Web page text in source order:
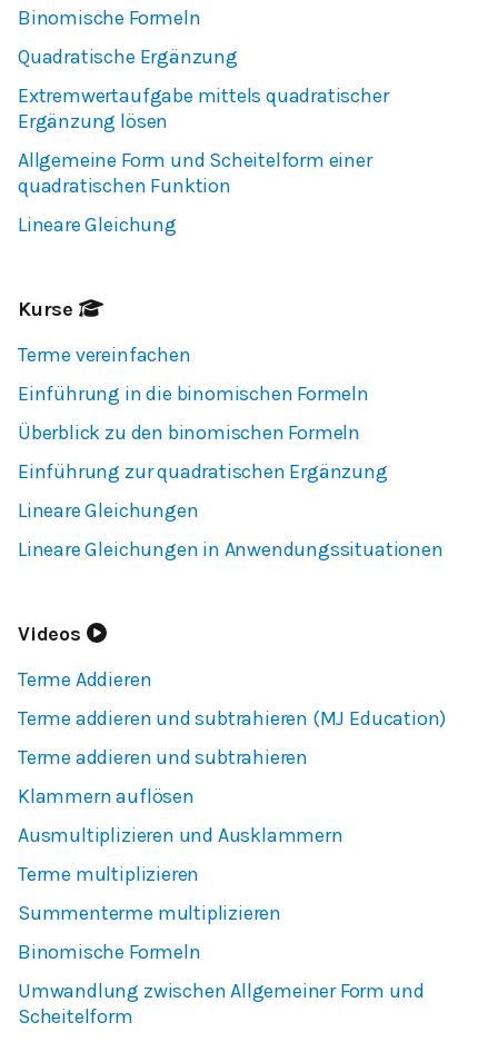
Binomische Formeln
Quadratische Ergänzung
Extremwertaufgabe mittels quadratischer
Ergänzung lösen
Allgemeine Form und Scheitelform einer
quadratischen Funktion
Lineare Gleichung
Kurse
Terme vereinfachen
Einführung in die binomischen Formeln
Überblick zu den binomischen Formeln
Einführung zur quadratischen Ergänzung
Lineare Gleichungen
Lineare Gleichungen in Anwendungssituationen
Videos
Terme Addieren
Terme addieren und subtrahieren (MJ Education)
Terme addieren und subtrahieren
Klammern auflösen
Ausmultiplizieren und Ausklammern
Terme multiplizieren
Summenterme multiplizieren
Binomische Formeln
Umwandlung zwischen Allgemeiner Form und
Scheitelform